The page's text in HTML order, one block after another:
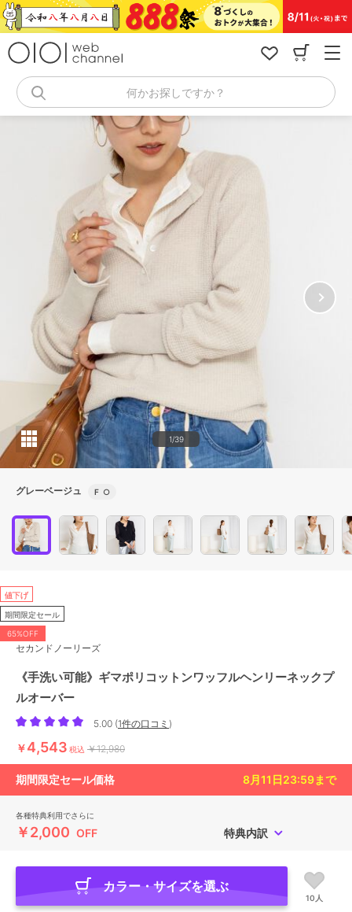
コ
ン
キ
何かお探しですか？
1/39
グレーベージュ F ○
値下げ
期間限定セール
65%OFF
セカンドノーリーズ
《手洗い可能》ギマポリコットンワッフルヘンリーネックプ
ルオーバー
5.00 (1件の口コミ )
￥4,543 税込 ￥12,980
期間限定セール価格 8月11日23:59まで
各種特典利用でさらに
￥2,000 OFF 特典内訳
カラー・サイズを選ぶ
10人